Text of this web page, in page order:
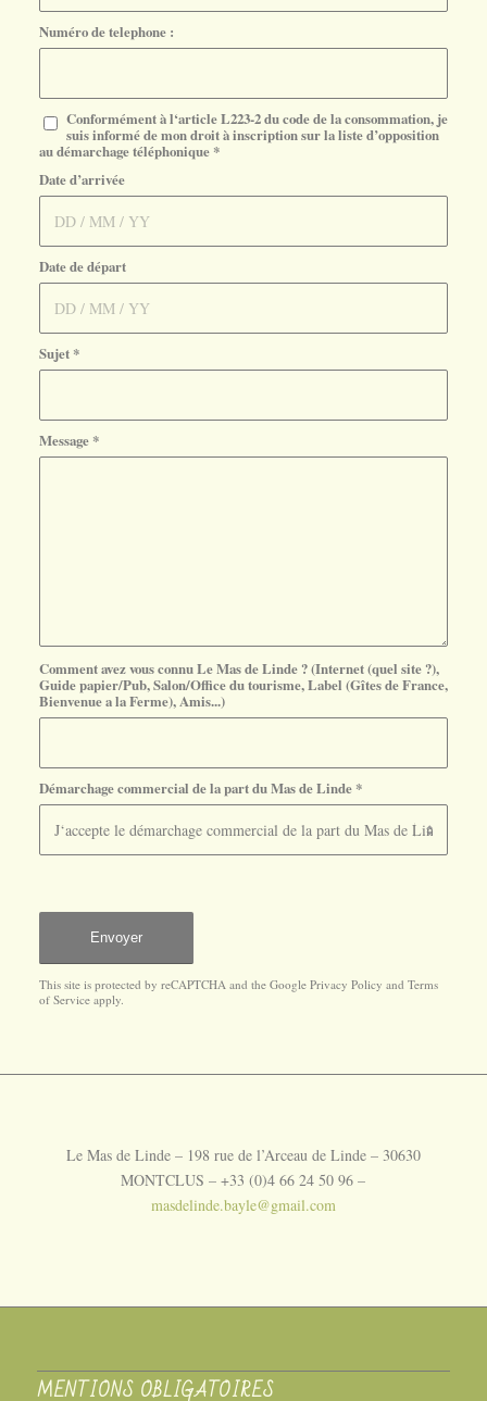
Numéro de telephone :
Conformément à l‘article L223-2 du code de la consommation, je
suis informé de mon droit à inscription sur la liste d’opposition
au démarchage téléphonique *
Date d’arrivée
Date de départ
Sujet *
Message *
Comment avez vous connu Le Mas de Linde ? (Internet (quel site ?),
Guide papier/Pub, Salon/Office du tourisme, Label (Gîtes de France,
Bienvenue a la Ferme), Amis...)
Démarchage commercial de la part du Mas de Linde *
This site is protected by reCAPTCHA and the Google Privacy Policy and Terms
of Serviceapply.
Le Mas de Linde – 198 rue de l’Arceau de Linde – 30630
MONTCLUS – +33 (0)4 66 24 50 96 –
masdelinde.bayle@gmail.com
MENTIONS OBLIGATOIRES